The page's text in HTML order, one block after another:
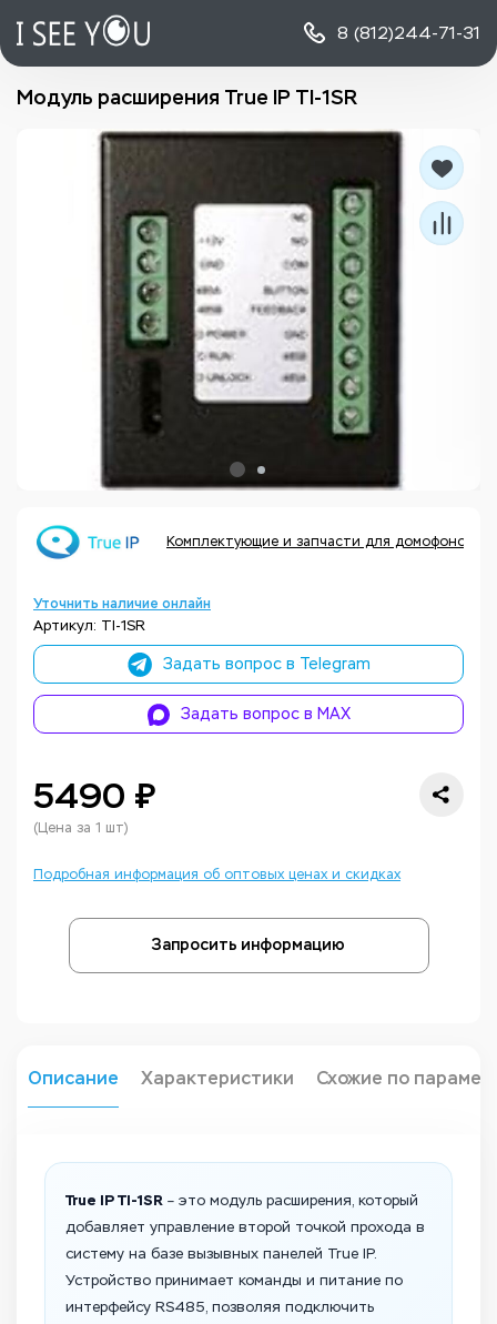
8 (812)244-71-31
Модуль расширения True IP TI-1SR
Комплектующие и запчасти для домофонов
Уточнить наличие онлайн
Артикул: TI-1SR
Задать вопрос в Telegram
Задать вопрос в MAX
5490 ₽
(Цена за 1 шт)
Подробная информация об оптовых ценах и скидках
Запросить информацию
Описание Характеристики Схожие по
True IP TI-1SR – это модуль расширения, который
добавляет управление второй точкой прохода в
систему на базе вызывных панелей True IP.
Устройство принимает команды и питание по
интерфейсу RS485, позволяя подключить